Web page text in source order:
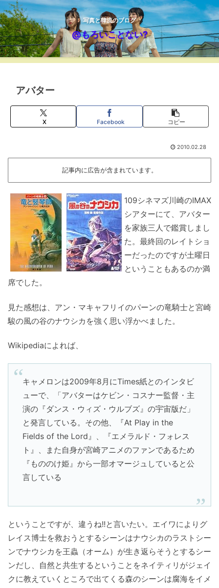
写真と韓流のブログ
@もろいことない?
アバター
X Facebook コピー
2010.02.28
記事内に広告が含まれています。
109シネマズ川崎のIMAX
シアターにて、アバター
を家族三人で鑑賞しまし
た。最終回のレイトショ
ーだったのですが土曜日
ということもあるのか満
席でした。
見た感想は、アン・マキャフリイのパーンの竜騎士と宮崎
駿の風の谷のナウシカを強く思い浮かべました。
Wikipediaによれば、
キャメロンは2009年8月にTimes紙とのインタビ
ューで、「アバターはケビン・コスナー監督・主
演の『ダンス・ウィズ・ウルブズ』の宇宙版だ」
と発言している。その他、『At Play in the
Fields of the Lord』、『エメラルド・フォレス
ト』、また自身が宮崎アニメのファンであるため
『もののけ姫』から一部オマージュしていると公
言している
ということですが、違うね!!と言いたい。エイワによりグ
レイス博士を救おうとするシーンはナウシカのラストシー
ンでナウシカを王蟲（オーム）が生き返らそうとするシー
ンだし、自然と共生するということをネイティリがジェイ
クに教えていくところで出てくる森のシーンは腐海をイメ